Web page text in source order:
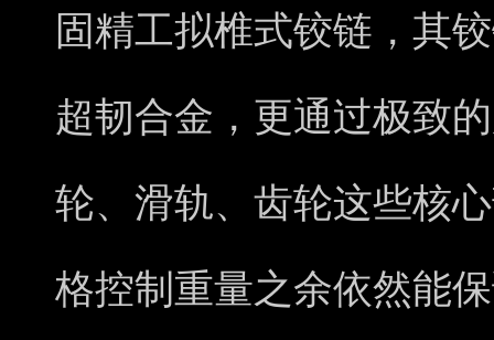
固精工拟椎式铰链，其
超韧合金，更通过极致
轮、滑轨、齿轮这些核
格控制重量之余依然能